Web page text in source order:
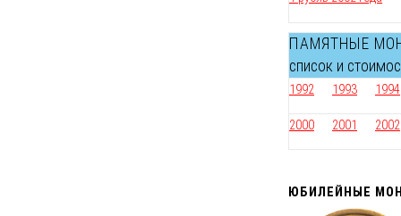
ПАМЯТНЫЕ
список и
1992 1993 1994
2000 2001 2002
ЮБИЛЕЙНЫЕ